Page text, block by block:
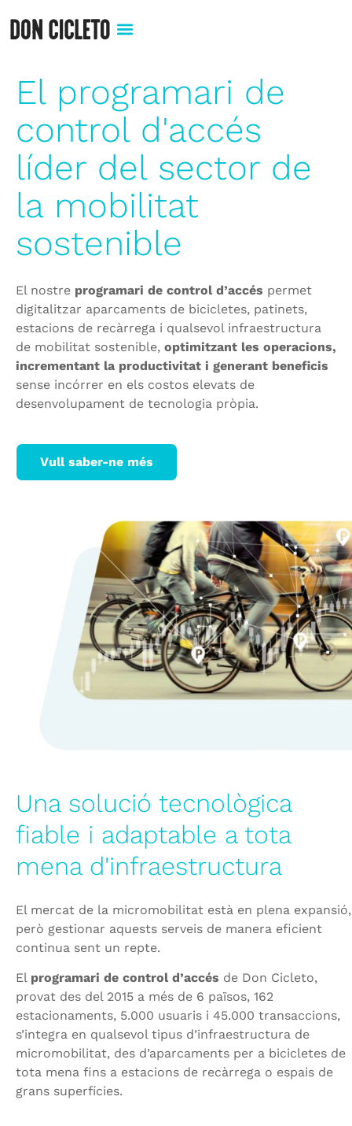
El programari de
control d'accés
líder del sector de
la mobilitat
sostenible
El nostre programari de control d’accés permet
digitalitzar aparcaments de bicicletes, patinets,
estacions de recàrrega i qualsevol infraestructura
de mobilitat sostenible, optimitzant les operacions,
incrementant la productivitat i generant beneficis
sense incórrer en els costos elevats de
desenvolupament de tecnologia pròpia.
Vull saber-ne més
Una solució tecnològica
fiable i adaptable a tota
mena d'infraestructura
El mercat de la micromobilitat està en plena expansió,
però gestionar aquests serveis de manera eficient
continua sent un repte.
El programari de control d’accés de Don Cicleto,
provat des del 2015 a més de 6 països, 162
estacionaments, 5.000 usuaris i 45.000 transaccions,
s’integra en qualsevol tipus d’infraestructura de
micromobilitat, des d’aparcaments per a bicicletes de
tota mena fins a estacions de recàrrega o espais de
grans superfícies.